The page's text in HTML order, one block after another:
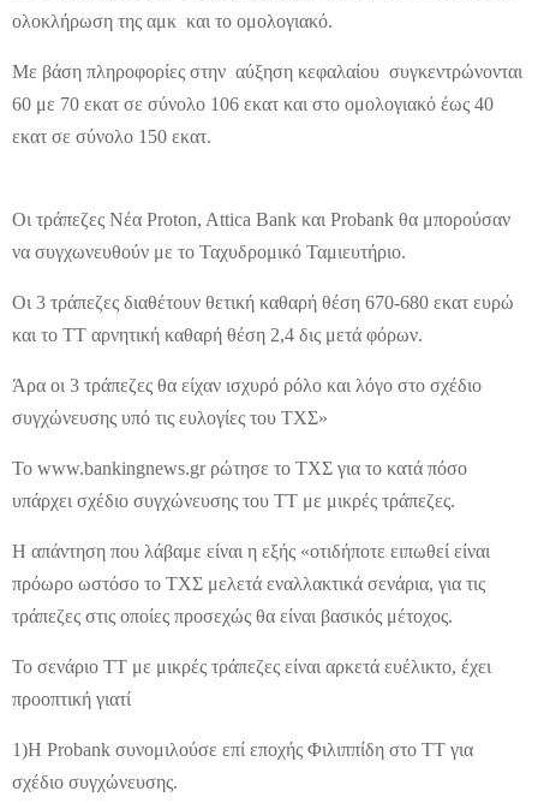
ολοκλήρωση της αμκ και το ομολογιακό.
Με βάση πληροφορίες στην αύξηση κεφαλαίου συγκεντρώνονται
60 με 70 εκατ σε σύνολο 106 εκατ και στο ομολογιακό έως 40
εκατ σε σύνολο 150 εκατ.
Οι τράπεζες Νέα Proton, Attica Bank και Probank θα μπορούσαν
να συγχωνευθούν με το Ταχυδρομικό Ταμιευτήριο.
Οι 3 τράπεζες διαθέτουν θετική καθαρή θέση 670-680 εκατ ευρώ
και το ΤΤ αρνητική καθαρή θέση 2,4 δις μετά φόρων.
Άρα οι 3 τράπεζες θα είχαν ισχυρό ρόλο και λόγο στο σχέδιο
συγχώνευσης υπό τις ευλογίες του ΤΧΣ»
Το www.bankingnews.gr ρώτησε το ΤΧΣ για το κατά πόσο
υπάρχει σχέδιο συγχώνευσης του ΤΤ με μικρές τράπεζες.
Η απάντηση που λάβαμε είναι η εξής «οτιδήποτε ειπωθεί είναι
πρόωρο ωστόσο το ΤΧΣ μελετά εναλλακτικά σενάρια, για τις
τράπεζες στις οποίες προσεχώς θα είναι βασικός μέτοχος.
Το σενάριο ΤΤ με μικρές τράπεζες είναι αρκετά ευέλικτο, έχει
προοπτική γιατί
1)Η Probank συνομιλούσε επί εποχής Φιλιππίδη στο ΤΤ για
σχέδιο συγχώνευσης.